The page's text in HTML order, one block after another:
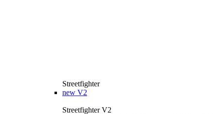
Streetfighter
new V2
Streetfighter V2